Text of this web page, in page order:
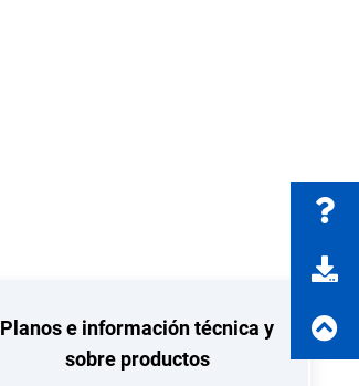
Planos e información técnica y
sobre productos